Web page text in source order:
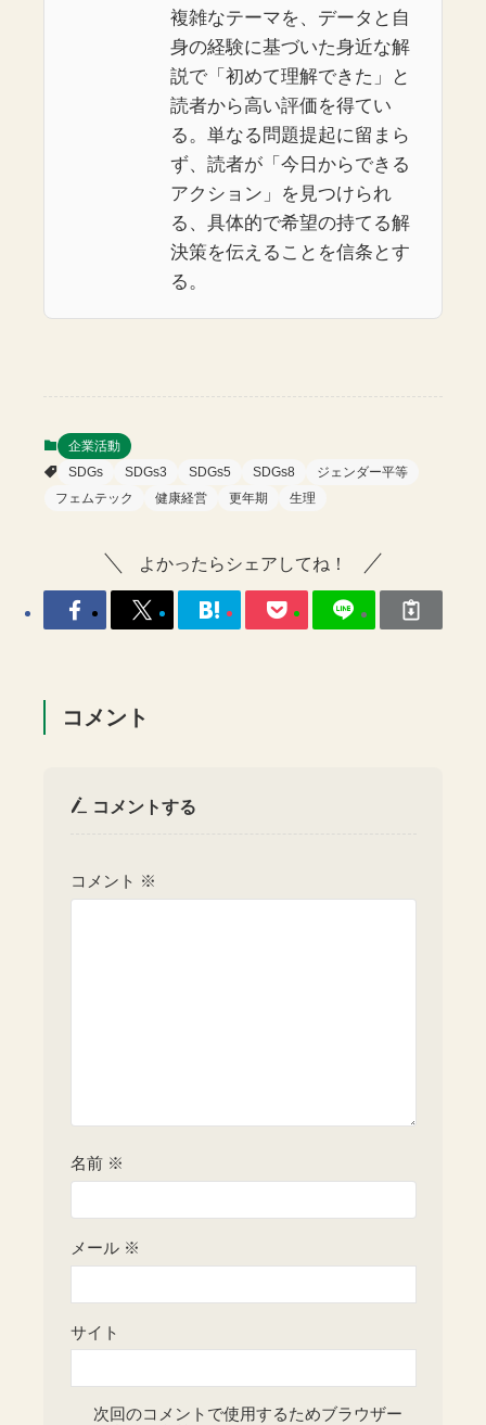
複雑なテーマを、データと自
身の経験に基づいた身近な解
説で「初めて理解できた」と
読者から高い評価を得てい
る。単なる問題提起に留まら
ず、読者が「今日からできる
アクション」を見つけられ
る、具体的で希望の持てる解
決策を伝えることを信条とす
る。
企業活動
SDGs
SDGs3 SDGs5 SDGs8
ジェンダー平等
フェムテック
健康経営 更年期 生理
よかったらシェアしてね！
コメント
コメントする
コメント ※
名前 ※
メール ※
サイト
次回のコメントで使用するためブラウザー